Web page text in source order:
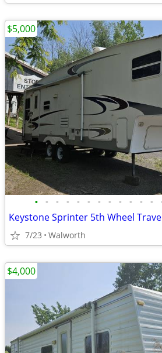
• • • • • • • • • • • •
Keystone Sprinter 5th Wheel
7/23 Walworth
$5,000
$4,000